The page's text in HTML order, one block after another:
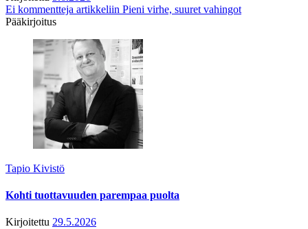
Ei kommentteja artikkeliin Pieni virhe, suuret vahingot
Pääkirjoitus
Tapio Kivistö
Kohti tuottavuuden parempaa puolta
Kirjoitettu 29.5.2026